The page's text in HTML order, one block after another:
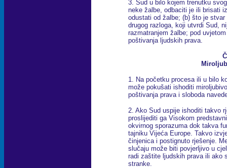
3. Sud u bilo kojem trenutku
neke žalbe, odbaciti je ili brisati
odustati od žalbe; (b) što je
drugog razloga, koji utvrdi Sud,
razmatranjem žalbe; pod
poštivanja ljudskih prava.
1. Na početku procesa ili u bilo
može pokušati ishoditi
poštivanja prava i sloboda
2. Ako Sud uspije ishoditi takvo
proslijediti ga Visokom
okvirnog sporazuma dok takva
tajniku Vijeća Europe. Takvo
činjenica i postignuto rješenje.
slučaju može biti povjerljivo u
radi zaštite ljudskih prava ili ako
stranke.